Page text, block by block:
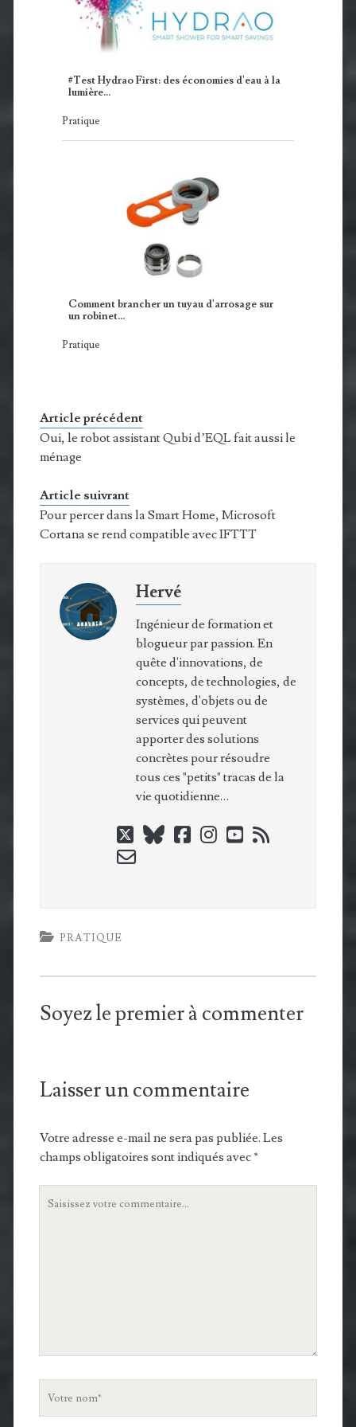
#Test Hydrao First: des économies d'eau à la
lumière…
Pratique
Comment brancher un tuyau d'arrosage sur
un robinet…
Pratique
Article précédent
Oui, le robot assistant Qubi d’EQL fait aussi le
ménage
Article suivrant
Pour percer dans la Smart Home, Microsoft
Cortana se rend compatible avec IFTTT
Hervé
Ingénieur de formation et
blogueur par passion. En
quête d'innovations, de
concepts, de technologies, de
systèmes, d'objets ou de
services qui peuvent
apporter des solutions
concrètes pour résoudre
tous ces "petits" tracas de la
vie quotidienne…
twitterblueskyfacebook
instagram
youtube
rss
email-
PRATIQUE
Soyez le premier à commenter
Laisser un commentaire
Votre adresse e-mail ne sera pas publiée. Les
champs obligatoires sont indiqués avec*